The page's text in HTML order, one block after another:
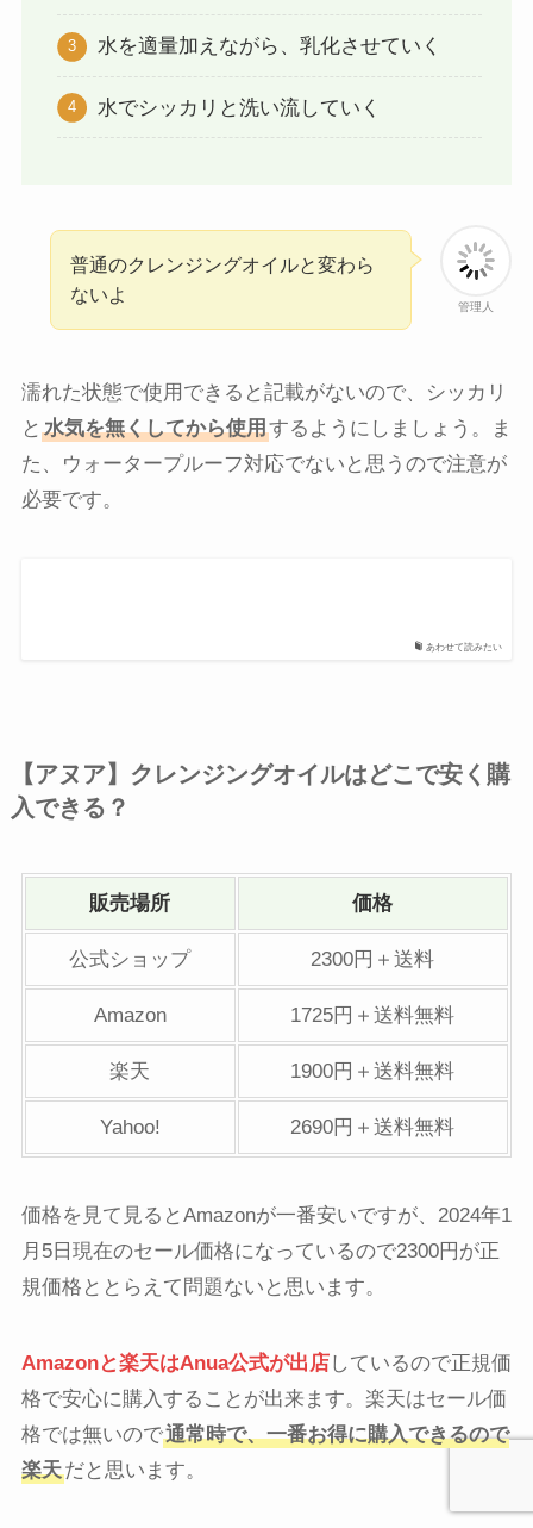
水を適量加えながら、乳化させていく
水でシッカリと洗い流していく
管理人
普通のクレンジングオイルと変わら
ないよ
濡れた状態で使用できると記載がないので、シッカリ
と 水気を無くしてから使用するようにしましょう。ま
た、ウォータープルーフ対応でないと思うので注意が
必要です。
あわせて読みたい
【アヌア】クレンジングオイルはどこで安く購
入できる？
販売場所 価格
公式ショップ 2300円＋送料
Amazon 1725円＋送料無料
楽天 1900円＋送料無料
Yahoo! 2690円＋送料無料
価格を見て見るとAmazonが一番安いですが、2024年1
月5日現在のセール価格になっているので2300円が正
規価格ととらえて問題ないと思います。
Amazonと楽天はAnua公式が出店しているので正規価
格で安心に購入することが出来ます。楽天はセール価
格では無いので通常時で、一番お得に購入できるので
楽天だと思います。